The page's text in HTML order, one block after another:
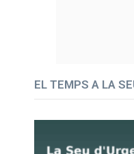
EL TEMPS A LA